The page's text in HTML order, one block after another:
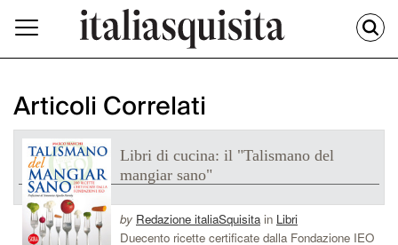
Articoli Correlati
Libri di cucina: il "Talismano del
mangiar sano"
by Redazione italiaSquisitain Libri
Duecento ricette certificate dalla Fondazione IEO